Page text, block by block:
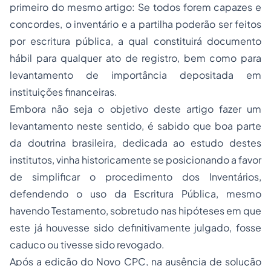
primeiro do mesmo artigo: Se todos forem capazes e
concordes, o inventário e a partilha poderão ser feitos
por escritura pública, a qual constituirá documento
hábil para qualquer ato de registro, bem como para
levantamento de importância depositada em
instituições financeiras.
Embora não seja o objetivo deste artigo fazer um
levantamento neste sentido, é sabido que boa parte
da doutrina brasileira, dedicada ao estudo destes
institutos, vinha historicamente se posicionando a favor
de simplificar o procedimento dos Inventários,
defendendo o uso da Escritura Pública, mesmo
havendo Testamento, sobretudo nas hipóteses em que
este já houvesse sido definitivamente julgado, fosse
caduco ou tivesse sido revogado.
Após a edição do Novo CPC, na ausência de solução